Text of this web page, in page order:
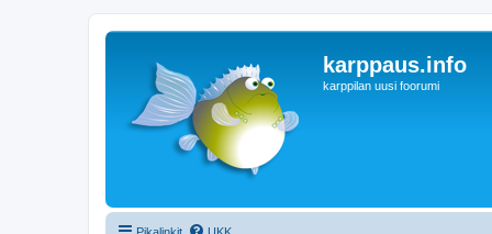
karppaus.info
karppilan uusi foorumi